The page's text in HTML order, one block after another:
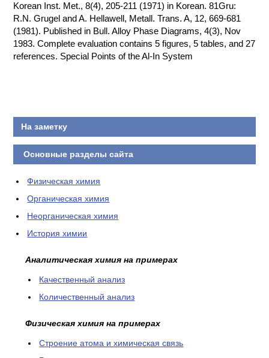
Korean Inst. Met., 8(4), 205-211 (1971) in Korean. 81Gru:
R.N. Grugel and A. Hellawell, Metall. Trans. A, 12, 669-681
(1981). Published in Bull. Alloy Phase Diagrams, 4(3), Nov
1983. Complete evaluation contains 5 figures, 5 tables, and 27
references. Special Points of the Al-In System
На заметку
Основные разделы сайта
Физическая химия
Органическая химия
Неорганическая химия
История химии
Аналитическая химия на примерах
Качественный анализ
Количественный анализ
Физическая химия на примерах
Cтроение атома и химическая связь